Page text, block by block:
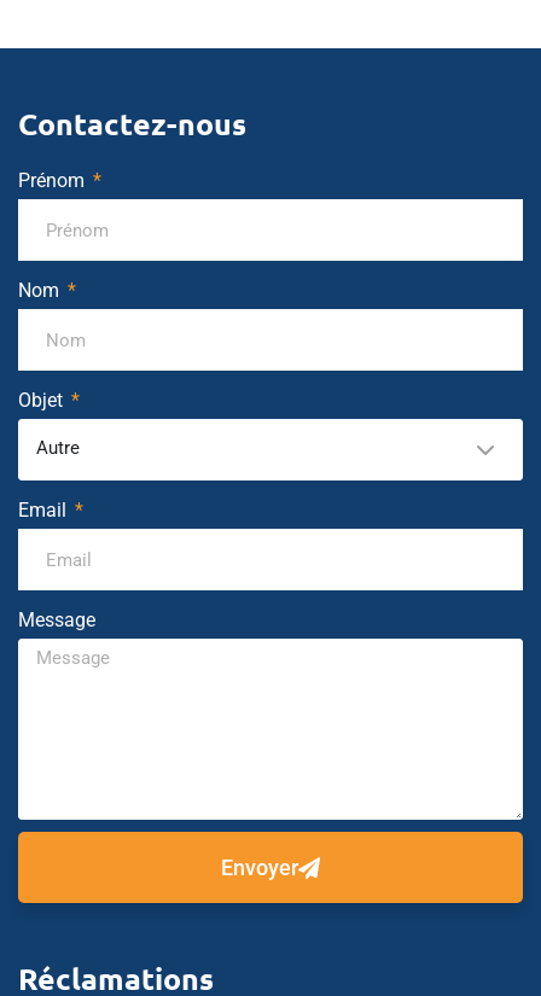
Contactez-nous
Prénom
Nom
Objet
Autre
Email
Message
Envoyer
Réclamations